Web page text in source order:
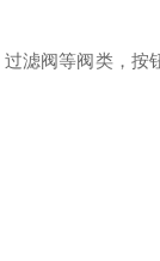
滤阀等阀类，按